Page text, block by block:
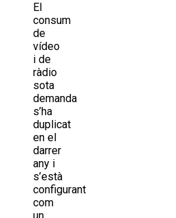
El
consum
de
vídeo
i de
ràdio
sota
demanda
s’ha
duplicat
en el
darrer
any i
s’està
configurant
com